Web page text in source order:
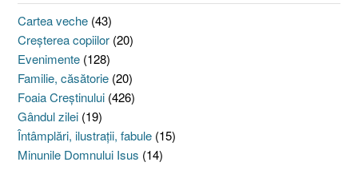
Cartea veche (43)
Creşterea copiilor (20)
Evenimente (128)
Familie, căsătorie (20)
Foaia Creştinului (426)
Gândul zilei (19)
Întâmplări, ilustraţii, fabule (15)
Minunile Domnului Isus (14)